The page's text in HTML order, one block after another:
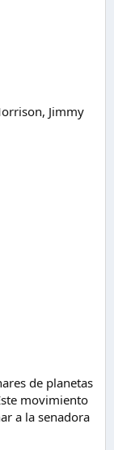
Jimmy
de planetas
movimiento
a la senadora